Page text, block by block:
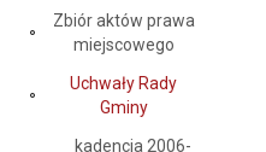
Zbiór aktów prawa
miejscowego
Uchwały Rady
Gminy
kadencja 2006-